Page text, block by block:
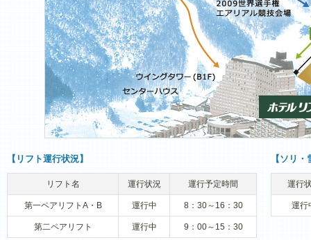
【リフト運行状況】
リフト名 運行状況 運行予定時間
第一ペアリフトA・B 運行中 8：30～16：30
第二ペアリフト 運行中 9：00～15：30
【ソリ
運行
運行